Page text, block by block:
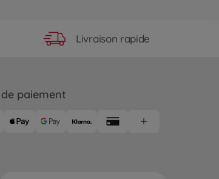
Livraison rapide
paiement